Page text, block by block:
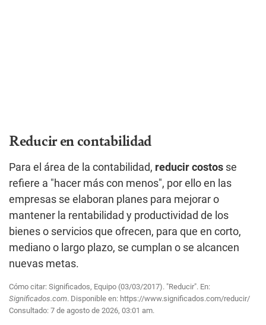
Reducir en contabilidad
Para el área de la contabilidad, reducir costos se
refiere a "hacer más con menos", por ello en las
empresas se elaboran planes para mejorar o
mantener la rentabilidad y productividad de los
bienes o servicios que ofrecen, para que en corto,
mediano o largo plazo, se cumplan o se alcancen
nuevas metas.
Cómo citar: Significados, Equipo (03/03/2017). "Reducir". En:
Significados.com. Disponible en: https://www.significados.com/reducir/
Consultado: 7 de agosto de 2026, 03:01 am.